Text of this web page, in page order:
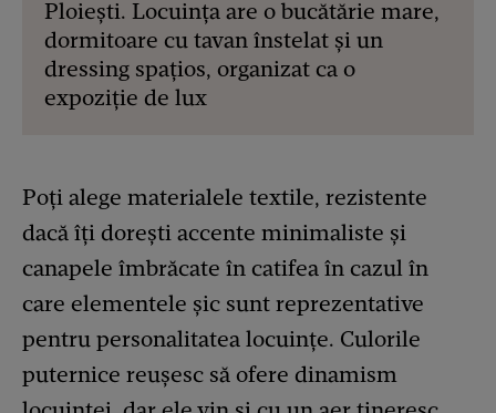
Ploiești. Locuința are o bucătărie mare,
dormitoare cu tavan înstelat și un
dressing spațios, organizat ca o
expoziție de lux
Poți alege materialele textile, rezistente
dacă îţi dorești accente minimaliste şi
canapele îmbrăcate în catifea în cazul în
care elementele șic sunt reprezentative
pentru personalitatea locuinţe. Culorile
puternice reușesc să ofere dinamism